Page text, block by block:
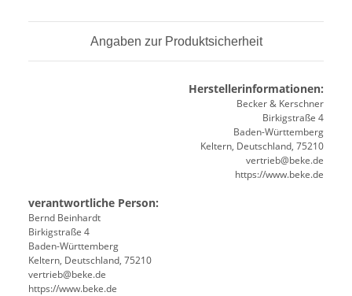
Angaben zur Produktsicherheit
Herstellerinformationen:
Becker & Kerschner
Birkigstraße 4
Baden-Württemberg
Keltern, Deutschland, 75210
vertrieb@beke.de
https://www.beke.de
verantwortliche Person:
Bernd Beinhardt
Birkigstraße 4
Baden-Württemberg
Keltern, Deutschland, 75210
vertrieb@beke.de
https://www.beke.de